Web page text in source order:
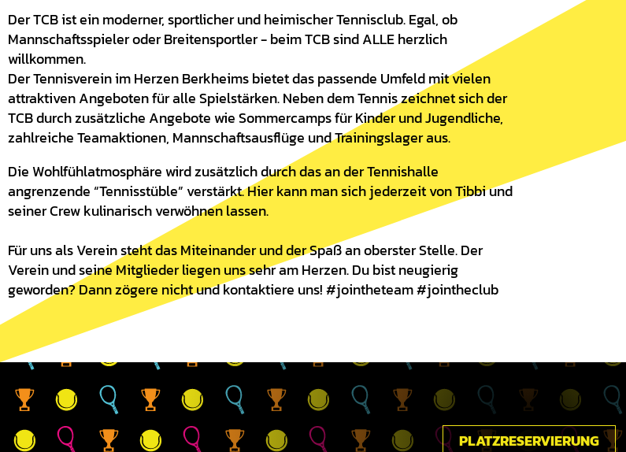
Der TCB ist ein moderner, sportlicher und heimischer Tennisclub. Egal, ob
Mannschaftsspieler oder Breitensportler - beim TCB sind ALLE herzlich
willkommen.
Der Tennisverein im Herzen Berkheims bietet das passende Umfeld mit vielen
attraktiven Angeboten für alle Spielstärken. Neben dem Tennis zeichnet sich der
TCB durch zusätzliche Angebote wie Sommercamps für Kinder und Jugendliche,
zahlreiche Teamaktionen, Mannschaftsausflüge und Trainingslager aus.
Die Wohlfühlatmosphäre wird zusätzlich durch das an der Tennishalle
angrenzende “Tennisstüble” verstärkt. Hier kann man sich jederzeit von Tibbi und
seiner Crew kulinarisch verwöhnen lassen.
Für uns als Verein steht das Miteinander und der Spaß an oberster Stelle. Der
Verein und seine Mitglieder liegen uns sehr am Herzen. Du bist neugierig
geworden? Dann zögere nicht und kontaktiere uns! #jointheteam #jointheclub
PLATZRESERVIERUNG